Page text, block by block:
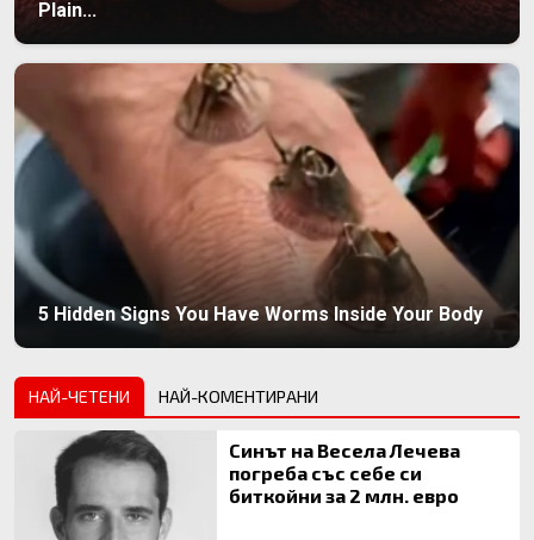
Plain...
5 Hidden Signs You Have Worms Inside Your Body
НАЙ-ЧЕТЕНИ НАЙ-КОМЕНТИРАНИ
Синът на Весела Лечева
погреба със себе си
биткойни за 2 млн. евро